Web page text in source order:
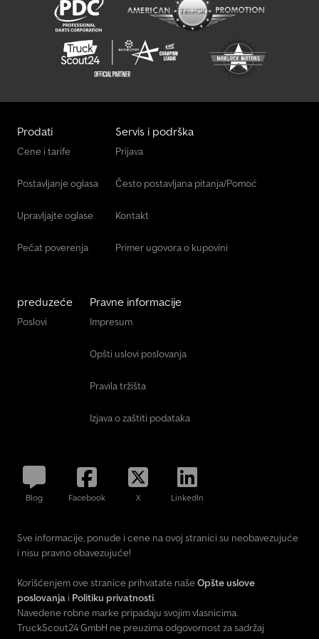
Prodati
Cene i tarife
Postavljanje oglasa
Upravljajte oglase
Pečat poverenja
Servis i podrška
Prijava
Često postavljana pitanja/Pomoć
Kontakt
Primer ugovora o kupovini
preduzeće
Poslovi
Pravne informacije
Impresum
Opšti uslovi poslovanja
Pravila tržišta
Izjava o zaštiti podataka
Blog Facebook X LinkedIn
Sve informacije, ponude i cene na ovoj stranici su neobavezujuće
i nisu pravno obavezujuće!
Korišćenjem ove stranice prihvatate naše Opšte uslove
poslovanja i Politiku privatnosti.
Navedene robne marke pripadaju svojim vlasnicima.
TruckScout24 GmbH ne preuzima odgovornost za sadržaj